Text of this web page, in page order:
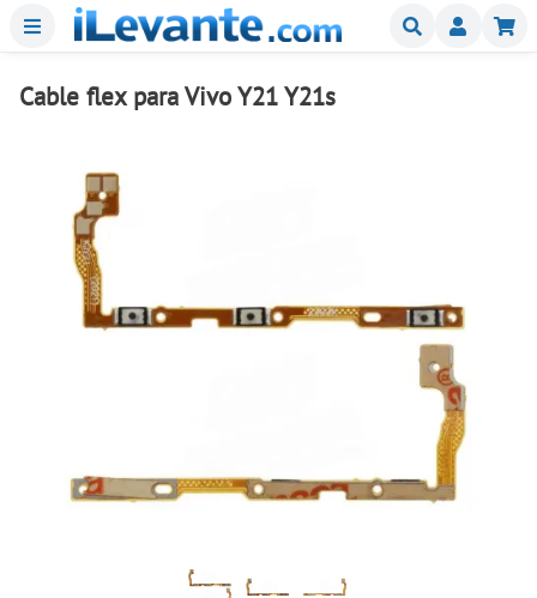
Menu Buscar
Cable flex para Vivo Y21 Y21s